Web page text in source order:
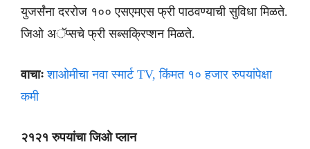
युजर्संना दररोज १०० एसएमएस फ्री पाठवण्याची सुविधा मिळते.
जिओ अॅप्सचे फ्री सब्सक्रिप्शन मिळते.
वाचाःशाओमीचा नवा स्मार्ट TV, किंमत १० हजार रुपयांपेक्षा
कमी
२१२१ रुपयांचा जिओ प्लान